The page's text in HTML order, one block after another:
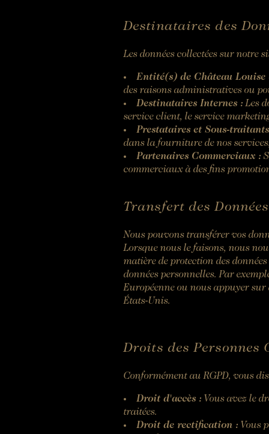
Destinataires des
Les données collectées sur notre
Entité(s) de Château
des raisons administratives ou
Destinataires Internes : Les
service client, le service
Prestataires et Sous-
dans la fourniture de nos
Partenaires Commerciaux :
commerciaux à des fins
Transfert des
Nous pouvons transférer vos
Lorsque nous le faisons, nous
matière de protection des
données personnelles. Par
Européenne ou nous appuyer
États-Unis.
Droits des Personnes
Conformément au RGPD, vous
Droit d'accès : Vous avez le
traitées.
Droit de rectification : Vous